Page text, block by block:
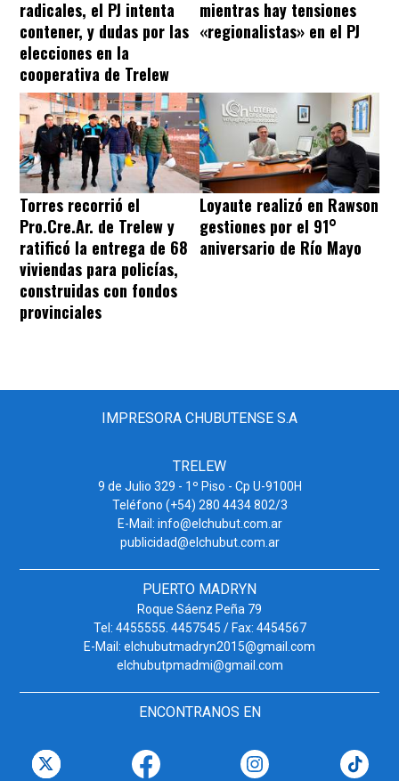
radicales, el PJ intenta
contener, y dudas por las
elecciones en la
cooperativa de Trelew
mientras hay tensiones
«regionalistas» en el PJ
Torres recorrió el
Pro.Cre.Ar. de Trelew y
ratificó la entrega de 68
viviendas para policías,
construidas con fondos
provinciales
Loyaute realizó en Rawson
gestiones por el 91°
aniversario de Río Mayo
IMPRESORA CHUBUTENSE S.A
TRELEW
9 de Julio 329 - 1º Piso - Cp U-9100H
Teléfono (+54) 280 4434 802/3
E-Mail: info@elchubut.com.ar
publicidad@elchubut.com.ar
PUERTO MADRYN
Roque Sáenz Peña 79
Tel: 4455555. 4457545 / Fax: 4454567
E-Mail: elchubutmadryn2015@gmail.com
elchubutpmadmi@gmail.com
ENCONTRANOS EN